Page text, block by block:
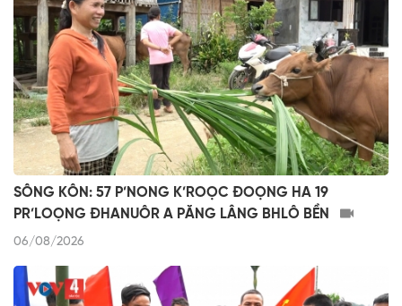
SÔNG KÔN: 57 P’NONG K’ROỌC ĐOỌNG HA 19
PR’LOỌNG ĐHANUÔR A PĂNG LÂNG BHLÔ BỀN
06/08/2026